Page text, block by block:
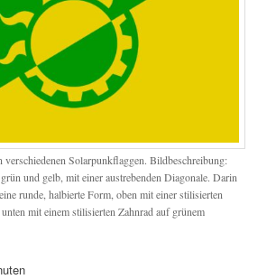
verschiedenen Solarpunkflaggen. Bildbeschreibung:
und gelb, mit einer austrebenden Diagonale. Darin
runde, halbierte Form, oben mit einer stilisierten
mit einem stilisierten Zahnrad auf grünem